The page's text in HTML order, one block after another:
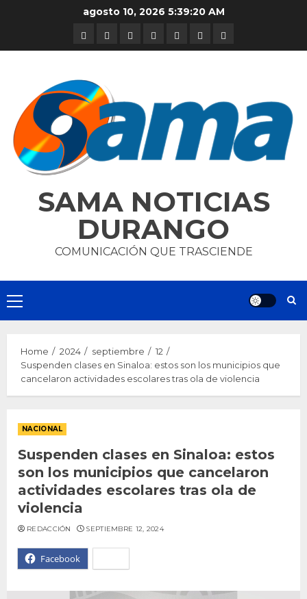
agosto 10, 2026 5:39:20 AM
DURANGO
NACIONAL
INTERNACIONAL
DEPORTES
ENTRETENIMIENTO
CIENCIA
Y
OPINION
SAMA NOTICIAS
DURANGO
COMUNICACIÓN QUE TRASCIENDE
Primary
Menu
Home 2024 septiembre
12
Suspenden clases en Sinaloa: estos son los municipios que
cancelaron actividades escolares tras ola de violencia
NACIONAL
Suspenden clases en Sinaloa: estos
son los municipios que cancelaron
actividades escolares tras ola de
violencia
Facebook
REDACCIÓN SEPTIEMBRE 12, 2024